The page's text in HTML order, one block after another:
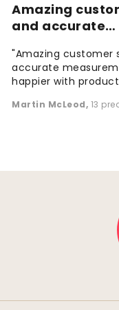
Amazing
and accurate…
"Amazing customer
accurate
happier with
Martin McLeod, 13